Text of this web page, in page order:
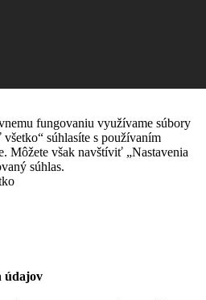
fungovaniu využívame súbory
súhlasíte s používaním
však navštíviť „Nastavenia
súhlas.
údajov